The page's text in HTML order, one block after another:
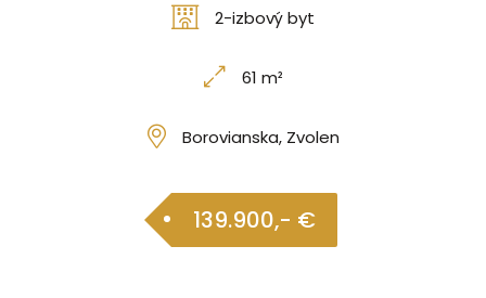
2-izbový byt
61 m²
Borovianska, Zvolen
139.900,- €